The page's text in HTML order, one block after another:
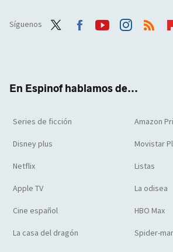
Síguenos
En Espinof hablamos de...
Series de ficción Amazon
Disney plus Movistar
Netflix Listas
Apple TV La odisea
Cine español HBO Max
La casa del dragón Spider-